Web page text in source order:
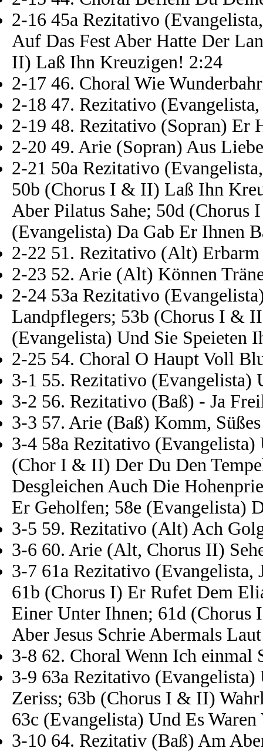
2-16 45a Rezitativo
Auf Das Fest Aber Hatte Der
II) Laß Ihn Kreuzigen! 2:24
2-17 46. Choral Wie
2-18 47. Rezitativo
2-19 48. Rezitativo (Sopran) Er
2-20 49. Arie (Sopran) Aus
2-21 50a Rezitativo
50b (Chorus I & II) Laß Ihn
Aber Pilatus Sahe; 50d
(Evangelista) Da Gab Er Ihnen
2-22 51. Rezitativo (Alt)
2-23 52. Arie (Alt) Können
2-24 53a Rezitativo
Landpflegers; 53b (Chorus I &
(Evangelista) Und Sie Speieten
2-25 54. Choral O Haupt Voll
3-1 55. Rezitativo (Evangelista)
3-2 56. Rezitativo (Baß) - Ja
3-3 57. Arie (Baß) Komm,
3-4 58a Rezitativo
(Chor I & II) Der Du Den
Desgleichen Auch Die
Er Geholfen; 58e (Evangelista)
3-5 59. Rezitativo (Alt) Ach
3-6 60. Arie (Alt, Chorus II)
3-7 61a Rezitativo (Evangelista,
61b (Chorus I) Er Rufet Dem
Einer Unter Ihnen; 61d (Chorus
Aber Jesus Schrie Abermals
3-8 62. Choral Wenn Ich einmal
3-9 63a Rezitativo
Zeriss; 63b (Chorus I & II)
63c (Evangelista) Und Es
3-10 64. Rezitativ (Baß) Am